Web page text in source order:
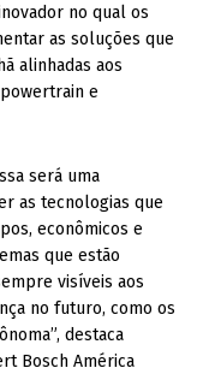
no qual os
as soluções que
alinhadas aos
e
será uma
as tecnologias que
econômicos e
que estão
visíveis aos
no futuro, como os
destaca
Bosch América